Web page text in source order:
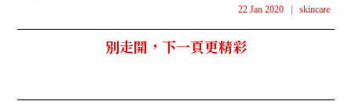
22 Jan 2020 skincare
別走開，下一頁更精彩